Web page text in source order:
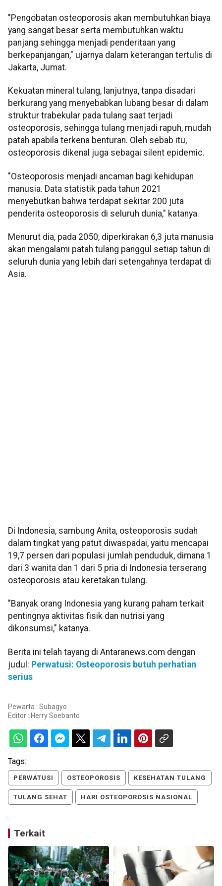
"Pengobatan osteoporosis akan membutuhkan biaya
yang sangat besar serta membutuhkan waktu
panjang sehingga menjadi penderitaan yang
berkepanjangan," ujarnya dalam keterangan tertulis di
Jakarta, Jumat.
Kekuatan mineral tulang, lanjutnya, tanpa disadari
berkurang yang menyebabkan lubang besar di dalam
struktur trabekular pada tulang saat terjadi
osteoporosis, sehingga tulang menjadi rapuh, mudah
patah apabila terkena benturan. Oleh sebab itu,
osteoporosis dikenal juga sebagai silent epidemic.
"Osteoporosis menjadi ancaman bagi kehidupan
manusia. Data statistik pada tahun 2021
menyebutkan bahwa terdapat sekitar 200 juta
penderita osteoporosis di seluruh dunia," katanya.
Menurut dia, pada 2050, diperkirakan 6,3 juta manusia
akan mengalami patah tulang panggul setiap tahun di
seluruh dunia yang lebih dari setengahnya terdapat di
Asia.
Di Indonesia, sambung Anita, osteoporosis sudah
dalam tingkat yang patut diwaspadai, yaitu mencapai
19,7 persen dari populasi jumlah penduduk, dimana 1
dari 3 wanita dan 1 dari 5 pria di Indonesia terserang
osteoporosis atau keretakan tulang.
"Banyak orang Indonesia yang kurang paham terkait
pentingnya aktivitas fisik dan nutrisi yang
dikonsumsi," katanya.
Berita ini telah tayang di Antaranews.com dengan
judul: Perwatusi: Osteoporosis butuh perhatian
serius
Pewarta : Subagyo
Editor : Herry Soebanto
Tags:
PERWATUSI OSTEOPOROSIS KESEHATAN TULANG
TULANG SEHAT HARI OSTEOPOROSIS NASIONAL
Terkait